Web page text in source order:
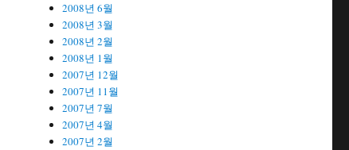
2008년 6월
2008년 3월
2008년 2월
2008년 1월
2007년 12월
2007년 11월
2007년 7월
2007년 4월
2007년 2월